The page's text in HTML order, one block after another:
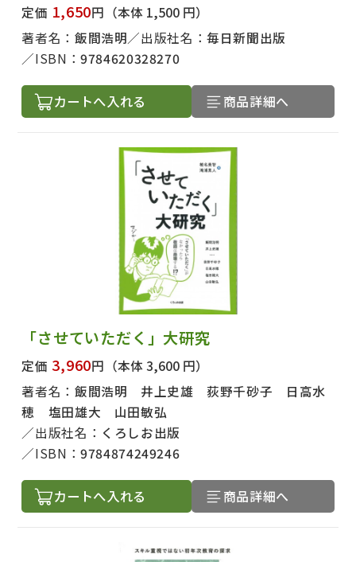
定価 1,650円 （本体 1,500 円）
著者名： 飯間浩明 出版社名：毎日新聞出版
ISBN：9784620328270
カートへ入れる 商品詳細へ
「させていただく」大研究
定価 3,960円 （本体 3,600 円）
著者名： 飯間浩明 井上史雄 荻野千砂子 日高水
穂 塩田雄大 山田敏弘
出版社名： くろしお出版
ISBN：9784874249246
カートへ入れる 商品詳細へ